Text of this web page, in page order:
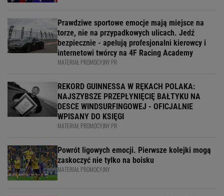
Prawdziwe sportowe emocje mają miejsce na
torze, nie na przypadkowych ulicach. Jedź
bezpiecznie - apelują profesjonalni kierowcy i
internetowi twórcy na 4F Racing Academy
MATERIAŁ PROMOCYJNY PR
REKORD GUINNESSA W RĘKACH POLAKA:
NAJSZYBSZE PRZEPŁYNIĘCIĘ BAŁTYKU NA
DESCE WINDSURFINGOWEJ - OFICJALNIE
WPISANY DO KSIĘGI
MATERIAŁ PROMOCYJNY PR
Powrót ligowych emocji. Pierwsze kolejki mogą
zaskoczyć nie tylko na boisku
MATERIAŁ PROMOCYJNY